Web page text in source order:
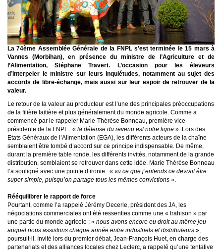
La 74ème Assemblée Générale de la FNPL s’est terminée le 15 mars à
Vannes (Morbihan), en présence du ministre de l’Agriculture et de
l’Alimentation, Stéphane Travert. L’occasion pour les éleveurs
d’interpeler le ministre sur leurs inquiétudes, notamment au sujet des
accords de libre-échange, mais aussi sur leur espoir de retrouver de la
valeur.
Le retour de la valeur au producteur est l’une des principales préoccupations
de la filière laitière et plus généralement du monde agricole. Comme a
commencé par le rappeler Marie-Thérèse Bonneau, première vice-
présidente de la FNPL : « la défense du revenu est notre ligne ». Lors des
Etats Généraux de l’Alimentation (EGA), les différents acteurs de la chaîne
semblaient être tombé d’accord sur ce principe indispensable. De même,
durant la première table ronde, les différents invités, notamment de la grande
distribution, semblaient se retrouver dans cette idée. Marie Thérèse Bonneau
l’a souligné avec une pointe d’ironie : « vu ce que j’entends ce devrait être
super simple, puisqu’on partage tous les mêmes convictions ».
Rééquilibrer le rapport de force
Pourtant, comme l’a rappelé Jérémy Decerle, président des JA, les
négociations commerciales ont été ressenties comme une « trahison » par
une partie du monde agricole ; « nous avons encore eu droit au même jeu
auquel nous assistons chaque année entre industriels et distributeurs »,
poursuit-il. Invité lors du premier débat, Jean-François Huet, en charge des
partenariats et des alliances locales chez Leclerc, a rappelé qu’une tentative